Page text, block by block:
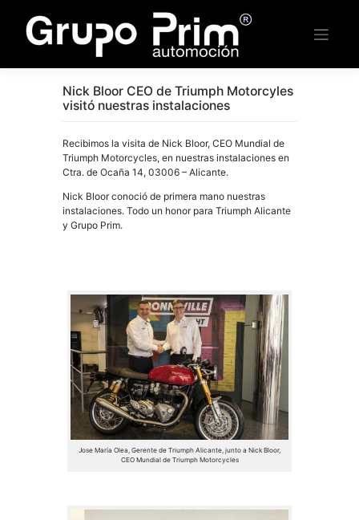
Nick Bloor CEO de Triumph Motorcyles
visitó nuestras instalaciones
Recibimos la visita de Nick Bloor, CEO Mundial de
Triumph Motorcycles, en nuestras instalaciones en
Ctra. de Ocaña 14, 03006 – Alicante.
Nick Bloor conoció de primera mano nuestras
instalaciones. Todo un honor para Triumph Alicante
y Grupo Prim.
Jose María Olea, Gerente de Triumph Alicante, junto a Nick Bloor,
CEO Mundial de Triumph Motorcycles